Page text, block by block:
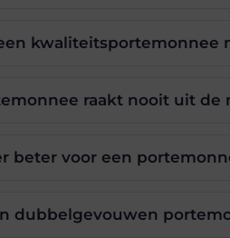
kwaliteitsportemonnee
raakt nooit uit de
beter voor een
dubbelgevouwen